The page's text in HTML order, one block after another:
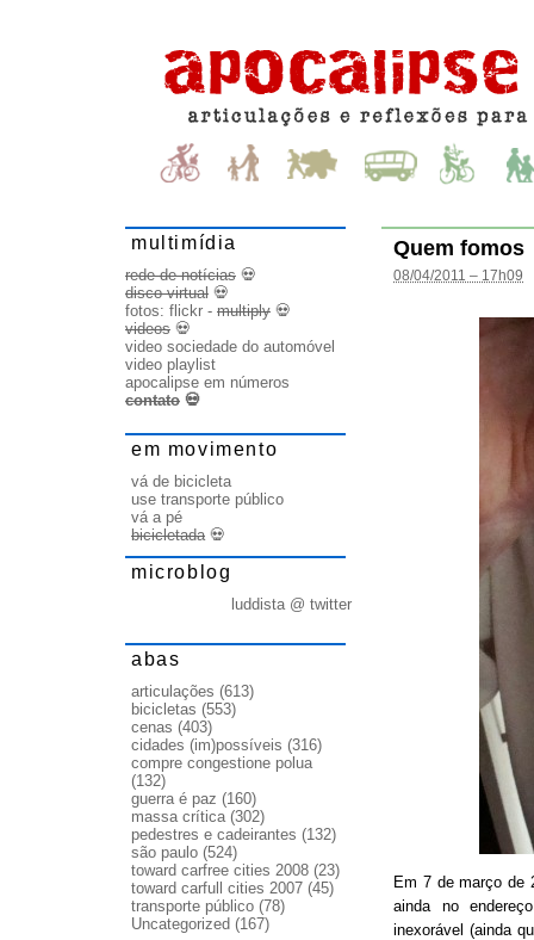
Quem fomos
08/04/2011 – 17h09
Em 7 de março de
ainda no
inexorável (ainda
multimídia
rede de notícias 💀
disco virtual 💀
fotos: flickr - multiply 💀
videos 💀
video sociedade do automóvel
video playlist
apocalipse em números
contato 💀
em movimento
vá de bicicleta
use transporte público
vá a pé
bicicletada💀
microblog
luddista @ twitter
abas
articulações (613)
bicicletas (553)
cenas (403)
cidades (im)possíveis (316)
compre congestione polua
(132)
guerra é paz (160)
massa crítica(302)
pedestres e cadeirantes (132)
são paulo (524)
toward carfree cities 2008 (23)
toward carfull cities 2007 (45)
transporte público (78)
Uncategorized (167)